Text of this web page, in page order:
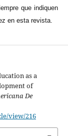
que indiquen
en esta revista.
as a
of
De
view/216